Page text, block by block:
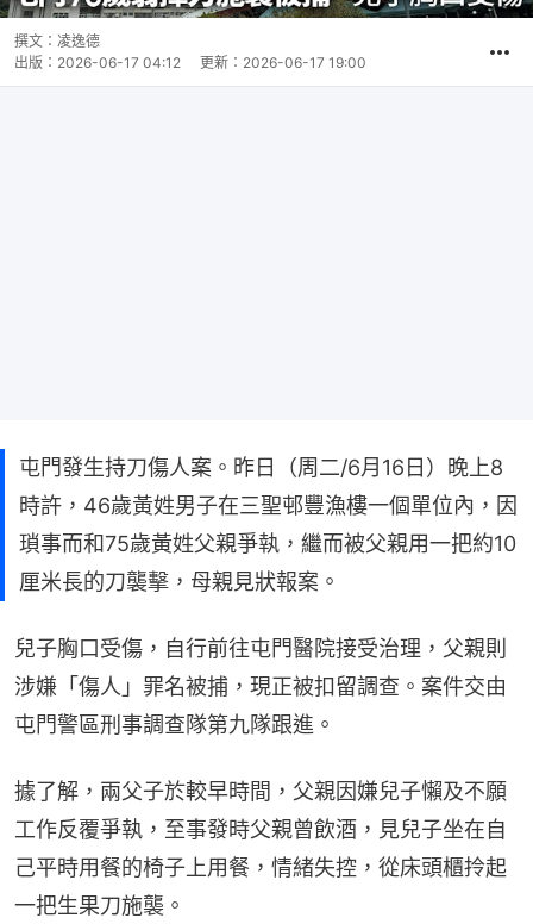
撰文： 凌逸德
出版： 2026-06-17 04:12 更新： 2026-06-17 19:00
屯門發生持刀傷人案。昨日（周二/6月16日）晚上8
時許，46歲黃姓男子在三聖邨豐漁樓一個單位內，因
瑣事而和75歲黃姓父親爭執，繼而被父親用一把約10
厘米長的刀襲擊，母親見狀報案。
兒子胸口受傷，自行前往屯門醫院接受治理，父親則
涉嫌「傷人」罪名被捕，現正被扣留調查。案件交由
屯門警區刑事調查隊第九隊跟進。
據了解，兩父子於較早時間，父親因嫌兒子懶及不願
工作反覆爭執，至事發時父親曾飲酒，見兒子坐在自
己平時用餐的椅子上用餐，情緒失控，從床頭櫃拎起
一把生果刀施襲。